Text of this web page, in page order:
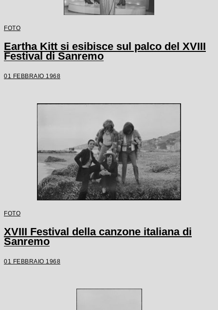
FOTO
Eartha Kitt si esibisce sul palco del XVIII
Festival di Sanremo
01 FEBBRAIO 1968
FOTO
XVIII Festival della canzone italiana di
Sanremo
01 FEBBRAIO 1968